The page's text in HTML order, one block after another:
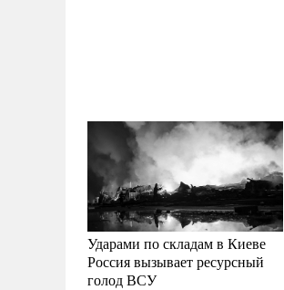
Ударами по складам в Киеве
Россия вызывает ресурсный
голод ВСУ